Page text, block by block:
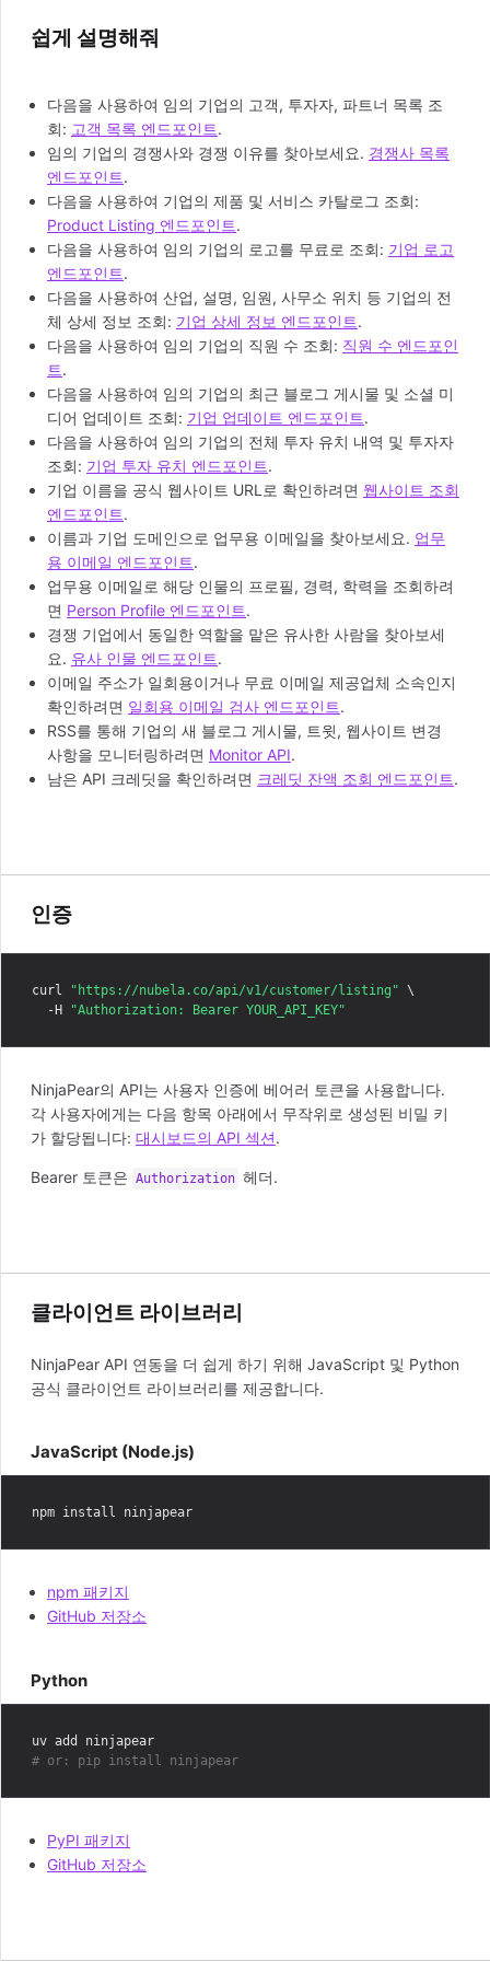
쉽게 설명해줘
다음을 사용하여 임의 기업의 고객, 투자자, 파트너 목록 조
회: 고객 목록 엔드포인트.
임의 기업의 경쟁사와 경쟁 이유를 찾아보세요. 경쟁사 목록
엔드포인트.
다음을 사용하여 기업의 제품 및 서비스 카탈로그 조회:
Product Listing 엔드포인트.
다음을 사용하여 임의 기업의 로고를 무료로 조회: 기업 로고
엔드포인트.
다음을 사용하여 산업, 설명, 임원, 사무소 위치 등 기업의 전
체 상세 정보 조회: 기업 상세 정보 엔드포인트.
다음을 사용하여 임의 기업의 직원 수 조회: 직원 수 엔드포인
트.
다음을 사용하여 임의 기업의 최근 블로그 게시물 및 소셜 미
디어 업데이트 조회: 기업 업데이트 엔드포인트.
다음을 사용하여 임의 기업의 전체 투자 유치 내역 및 투자자
조회: 기업 투자 유치 엔드포인트.
기업 이름을 공식 웹사이트 URL로 확인하려면 웹사이트 조회
엔드포인트.
이름과 기업 도메인으로 업무용 이메일을 찾아보세요. 업무
용 이메일 엔드포인트.
업무용 이메일로 해당 인물의 프로필, 경력, 학력을 조회하려
면 Person Profile 엔드포인트.
경쟁 기업에서 동일한 역할을 맡은 유사한 사람을 찾아보세
요. 유사 인물 엔드포인트.
이메일 주소가 일회용이거나 무료 이메일 제공업체 소속인지
확인하려면 일회용 이메일 검사 엔드포인트.
RSS를 통해 기업의 새 블로그 게시물, 트윗, 웹사이트 변경
사항을 모니터링하려면 Monitor API.
남은 API 크레딧을 확인하려면 크레딧 잔액 조회 엔드포인트.
인증
curl "https://nubela.co/api/v1/customer/listing" \
  -H
"Authorization: Bearer YOUR_API_KEY"
NinjaPear의 API는 사용자 인증에 베어러 토큰을 사용합니다.
각 사용자에게는 다음 항목 아래에서 무작위로 생성된 비밀 키
가 할당됩니다: 대시보드의 API 섹션.
Bearer 토큰은 Authorization 헤더.
클라이언트 라이브러리
NinjaPear API 연동을 더 쉽게 하기 위해 JavaScript 및 Python
공식 클라이언트 라이브러리를 제공합니다.
JavaScript (Node.js)
npm 패키지
GitHub 저장소
Python
# or: pip install ninjapear
PyPI 패키지
GitHub 저장소